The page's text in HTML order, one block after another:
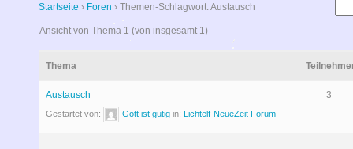
Startseite › Foren › Themen-Schlagwort: Austausch
Ansicht von Thema 1 (von insgesamt 1)
Thema
Austausch
Gestartet von: Gott ist gütig in: Lichtelf-NeueZeit Forum
3